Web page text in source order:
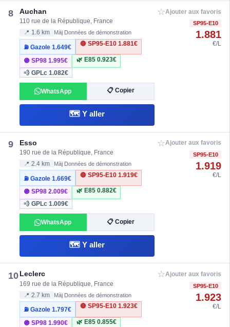
8 Auchan
110 rue de la République, France
📍 1.6 km Màj Données de démonstration
⛽ Gazole1.649€
🔴 SP95-E10 1.881€
🟣 SP981.995€ 🌿 E85 0.923€
💨 GPLc1.082€
WhatsApp 📋 Copier
🗺️ Y aller
☆Ajouter aux favoris
SP95-E10
1.881
€/L
9 Esso
190 rue de la République, France
📍 2.4 km Màj Données de démonstration
⛽ Gazole1.669€
🔴 SP95-E10 1.919€
🟣 SP982.009€ 🌿 E85 0.882€
💨 GPLc1.009€
WhatsApp 📋 Copier
🗺️ Y aller
☆Ajouter aux favoris
SP95-E10
1.919
€/L
10Leclerc
169 rue de la République, France
📍 2.7 km Màj Données de démonstration
⛽ Gazole1.797€
🔴 SP95-E10 1.923€
🟣 SP981.990€ 🌿 E85 0.855€
☆Ajouter aux favoris
SP95-E10
1.923
€/L